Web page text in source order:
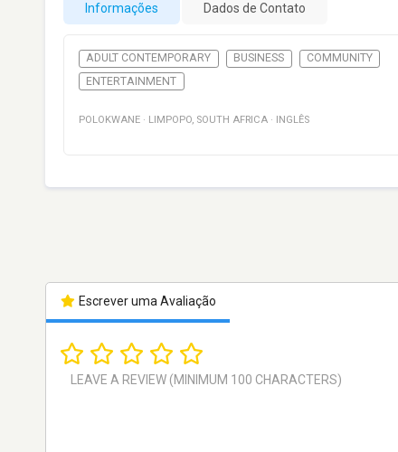
Informações Dados de Contato
ADULT CONTEMPORARY BUSINESS
COMMUNITY
ENTERTAINMENT
POLOKWANE · LIMPOPO, SOUTH AFRICA · INGLÊS
Escrever uma Avaliação